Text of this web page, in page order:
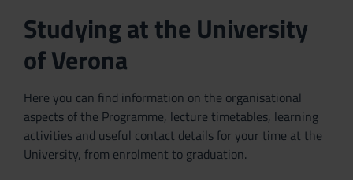
Studying at the University
of Verona
Here you can find information on the organisational
aspects of the Programme, lecture timetables, learning
activities and useful contact details for your time at the
University, from enrolment to graduation.